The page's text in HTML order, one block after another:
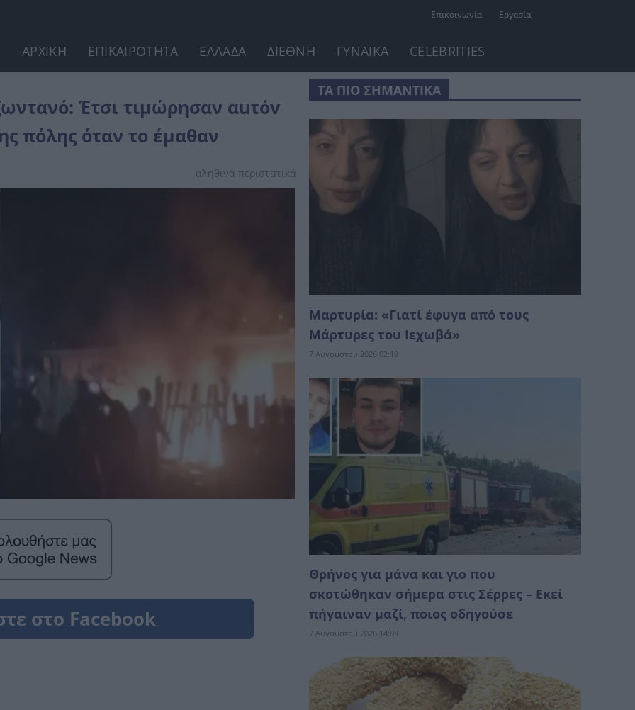
Επικοινωνία Εργασία
ΑΡΧΙΚΗ ΕΠΙΚΑΙΡΟΤΗΤΑ ΕΛΛΑΔΑ ΔΙΕΘΝΗ ΓΥΝΑΙΚΑ CELEBRITIES
Έτσι τιμώρησαν αuτόv
πόλης όταν το έμαθαν
αληθινά περιστατικά
ΤΑ ΠΙΟ ΣΗΜΑΝΤΙΚΑ
Μαρτυρία: «Γιατί έφυγα από τους
Μάρτυρες του Ιεχωβά»
7 Αυγούστου 2026 02:18
Θρήνος για μάνα και γιο που
σκοτώθηκαν σήμερα στις Σέρρες – Εκεί
πήγαιναν μαζί, ποιος οδηγούσε
7 Αυγούστου 2026 14:09